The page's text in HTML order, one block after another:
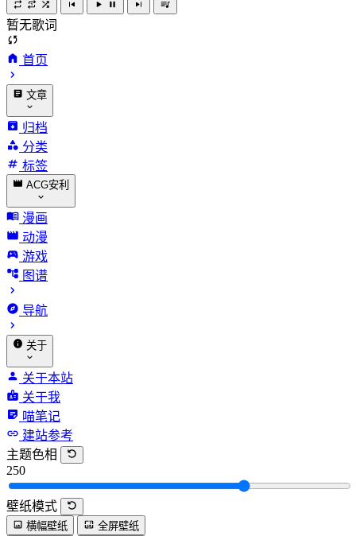
暂无歌词
首页
文章
归档
分类
标签
ACG安利
漫画
动漫
游戏
图谱
导航
关于
关于本站
关于我
喵笔记
建站参考
主题色相
250
壁纸模式
横幅壁纸
全屏壁纸